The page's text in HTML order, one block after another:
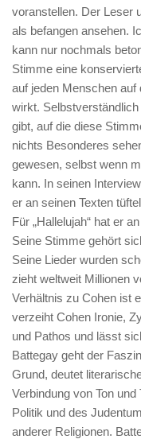
voranstellen. Der Leser
als befangen ansehen.
kann nur nochmals
Stimme eine
auf jeden Menschen
wirkt.
gibt, auf die diese
nichts Besonderes
gewesen, selbst wenn
kann. In seinen
er an seinen Texten
Für „Hallelujah“ hat er
Seine Stimme gehört
Seine Lieder wurden
zieht weltweit Millionen
Verhältnis zu Cohen ist
verzeiht Cohen Ironie,
und Pathos und lässt
Battegay geht der
Grund, deutet
Verbindung von Ton
Politik und des
anderer Religionen.